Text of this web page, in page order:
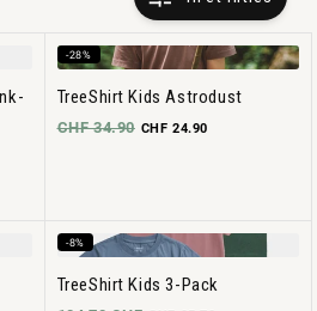
-28%
TreeShirt Kids Astrodust
CHF 34.90 CHF 24.90
-8%
TreeShirt Kids 3-Pack